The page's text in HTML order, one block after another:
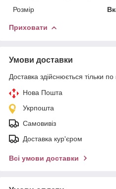
Розмір
Приховати
Умови доставки
Доставка здійснюється тільки по
Нова Пошта
Укрпошта
Самовивіз
Доставка кур'єром
Всі умови доставки